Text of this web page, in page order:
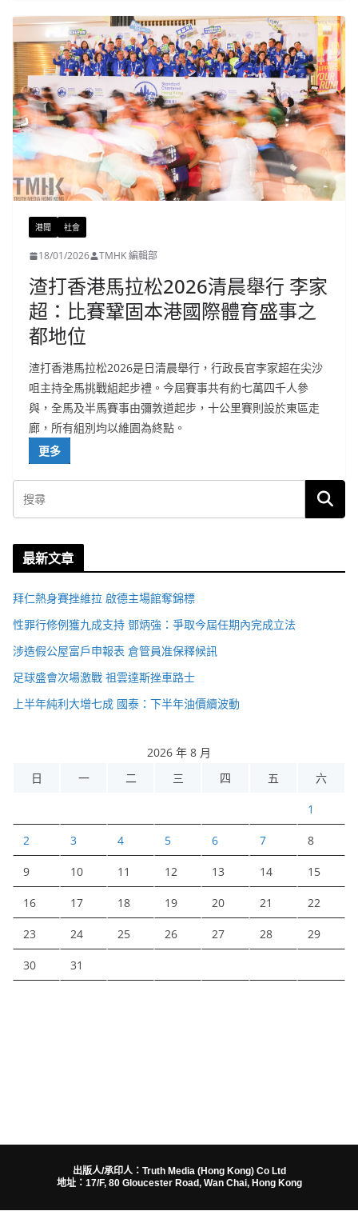
港聞 社會
18/01/2026 TMHK 編輯部
渣打香港馬拉松2026清晨舉行 李家
超：比賽鞏固本港國際體育盛事之
都地位
渣打香港馬拉松2026是日清晨舉行，行政長官李家超在尖沙
咀主持全馬挑戰組起步禮。今屆賽事共有約七萬四千人參
與，全馬及半馬賽事由彌敦道起步，十公里賽則設於東區走
廊，所有組別均以維園為終點。
更多
最新文章
拜仁熱身賽挫維拉 啟德主場館奪錦標
性罪行修例獲九成支持 鄧炳強：爭取今屆任期內完成立法
涉造假公屋富戶申報表 倉管員准保釋候訊
足球盛會次場激戰 祖雲達斯挫車路士
上半年純利大增七成 國泰：下半年油價續波動
2026 年 8 月
日
一 二 三 四 五 六
1
2 3 4 5 6 7 8
9 10 11 12 13 14 15
16 17 18 19 20 21 22
23 24 25 26 27 28 29
30 31
出版人/承印人：Truth Media (Hong Kong) Co Ltd
地址：17/F, 80 Gloucester Road, Wan Chai, Hong Kong